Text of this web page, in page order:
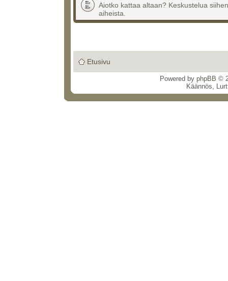
Aiotko kattaa altaan? Keskustelua
aiheista.
Etusivu
Powered by phpBB ©
Käännös,